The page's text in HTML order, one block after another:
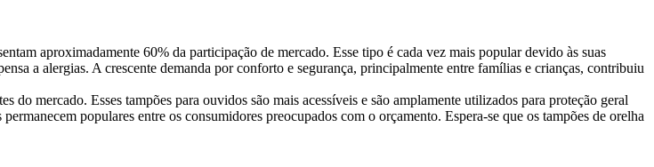
aproximadamente 60% da participação de mercado. Esse tipo é cada vez mais popular devido às suas
a alergias. A crescente demanda por conforto e segurança, principalmente entre famílias e crianças, contribuiu
do mercado. Esses tampões para ouvidos são mais acessíveis e são amplamente utilizados para proteção geral
populares entre os consumidores preocupados com o orçamento. Espera-se que os tampões de orelha